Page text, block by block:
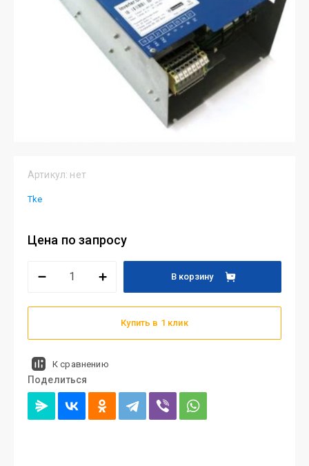
Артикул: нет
Tke
Цена по запросу
В корзину
Купить в 1 клик
К сравнению
Поделиться